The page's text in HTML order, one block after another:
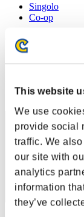
This website
We use
provide social
traffic. We
our site with
analytics
information
they’ve
Singolo
Co-op
(Le classifiche sono
Classifiche
Posizione
41